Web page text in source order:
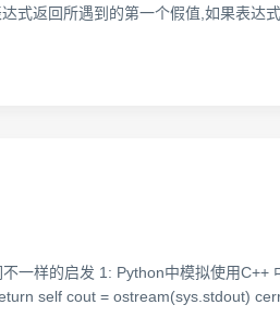
式返回所遇到的第一个假值,如果表达
一样的启发 1: Python中模拟使用
self cout = ostream(sys.stdout)